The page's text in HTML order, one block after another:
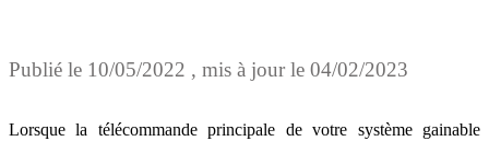
Publié le 10/05/2022 , mis à jour le 04/02/2023
Lorsque la télécommande principale de votre système gainable